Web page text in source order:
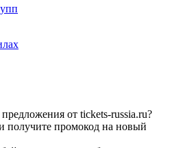
от tickets-russia.ru?
получите промокод на новый